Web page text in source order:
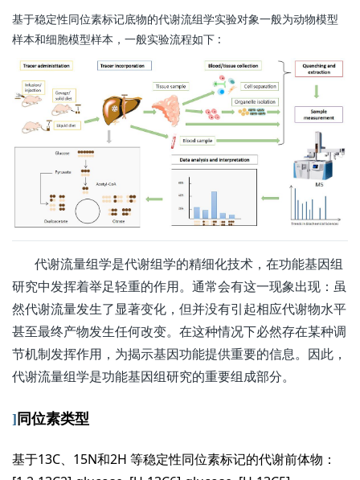
基于稳定性同位素标记底物的代谢流组学实验对象一般为动物模型
样本和细胞模型样本，一般实验流程如下 :
代谢流量组学是代谢组学的精细化技术，在功能基因组
研究中发挥着举足轻重的作用。通常会有这一现象出现：虽
然代谢流量发生了显著变化，但并没有引起相应代谢物水平
甚至最终产物发生任何改变。在这种情况下必然存在某种调
节机制发挥作用，为揭示基因功能提供重要的信息。因此，
代谢流量组学是功能基因组研究的重要组成部分。
] 同位素类型
基于13C、15N和2H 等稳定性同位素标记的代谢前体物：